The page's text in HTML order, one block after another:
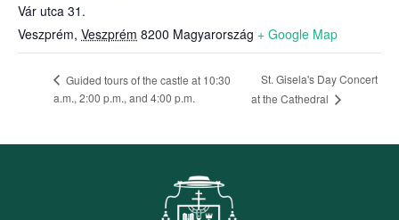
Vár utca 31.
Veszprém, Veszprém 8200 Magyarország + Google Map
Guided tours of the castle at 10:30
a.m., 2:00 p.m., and 4:00 p.m.
St. Gisela's Day Concert
at the Cathedral